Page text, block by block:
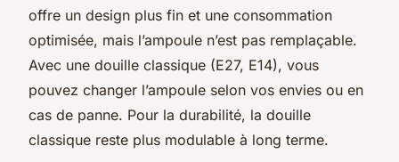
offre un design plus fin et une consommation
optimisée, mais l’ampoule n’est pas remplaçable.
Avec une douille classique (E27, E14), vous
pouvez changer l’ampoule selon vos envies ou en
cas de panne. Pour la durabilité, la douille
classique reste plus modulable à long terme.